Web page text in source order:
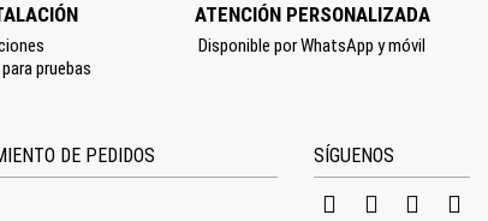
pruebas
ATENCIÓN PERSONALIZADA
Disponible por WhatsApp y móvil
DE PEDIDOS SÍGUENOS